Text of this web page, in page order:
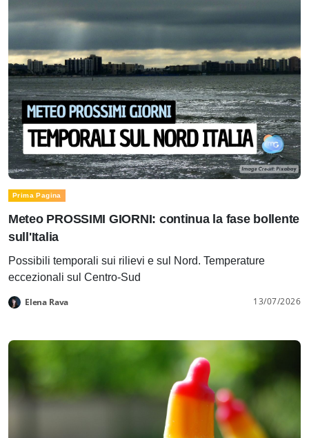
Prima Pagina
Meteo PROSSIMI GIORNI: continua la fase bollente
sull'Italia
Possibili temporali sui rilievi e sul Nord. Temperature
eccezionali sul Centro-Sud
Elena Rava 13/07/2026